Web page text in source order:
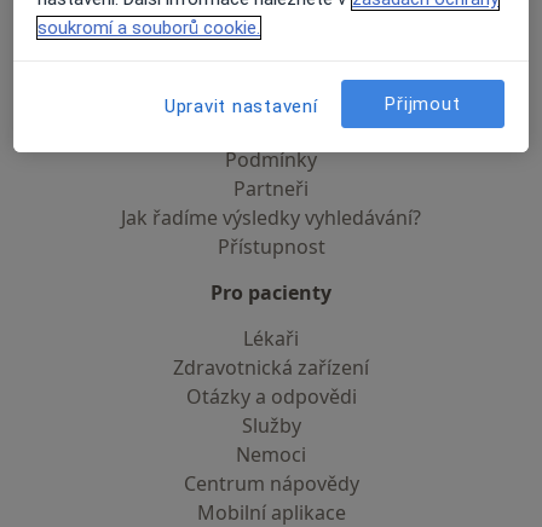
Zásady ochrany osobních údajů pro zaměstnance
zdravotní péče
Kontakt
Hledáme nové kolegy!
Podmínky
Partneři
Jak řadíme výsledky vyhledávání?
Přístupnost
Pro pacienty
Lékaři
Zdravotnická zařízení
Otázky a odpovědi
Služby
Nemoci
Centrum nápovědy
Mobilní aplikace
soukromí a souborů cookie.
Upravit nastavení Přijmout